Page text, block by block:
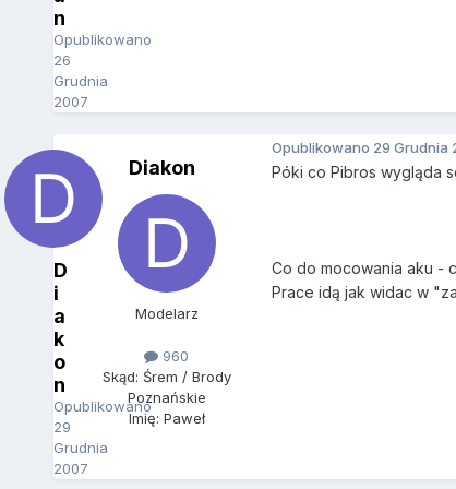
n
Opublikowano
26
Grudnia
2007
D
i
a
k
o
n
Opublikowano
29
Grudnia
2007
Diakon
Modelarz
960
Skąd: Śrem / Brody
Poznańskie
Imię: Paweł
Opublikowano 29 Grudnia
Póki co Pibros wygląda
Co do mocowania aku -
Prace idą jak widac w